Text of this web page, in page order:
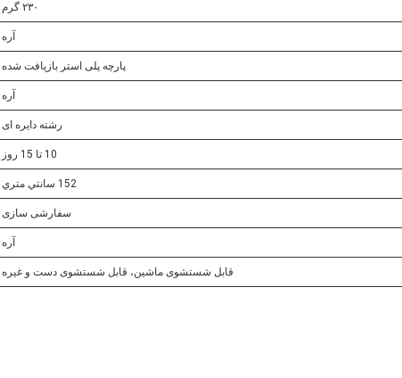
۲۳۰ گرم
آره
پارچه پلی استر بازیافت شده
آره
رشته دایره ای
10 تا 15 روز
152 سانتي متري
سفارشی سازی
آره
قابل شستشوی ماشین، قابل شستشوی دست و غیره